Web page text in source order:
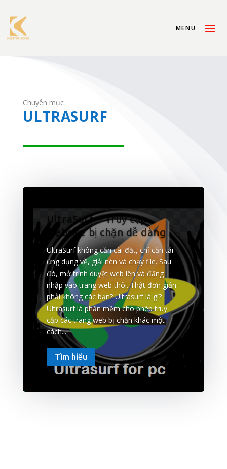
Chuyên mục
ULTRASURF
UltraSurf – Truy cập
website bị chặn dễ dàng
UltraSurf không cần cài đặt, chỉ cần tải
ứng dụng về, giải nén và chạy file. Sau
đó, mở trình duyệt web lên và đăng
nhập vào trang web thôi. Thật đơn giản
phải không các bạn? Ultrasurf là gì?
Ultrasurf là phần mềm cho phép truy
cập các trang web bị chặn khác một
cách...
Tìm hiểu